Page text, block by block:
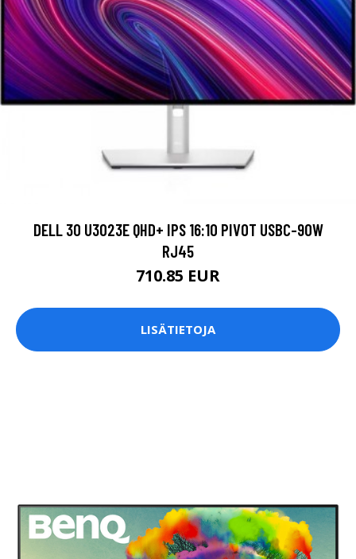
DELL 30 U3023E QHD+ IPS 16:10 PIVOT USBC-90W
RJ45
710.85 EUR
LISÄTIETOJA